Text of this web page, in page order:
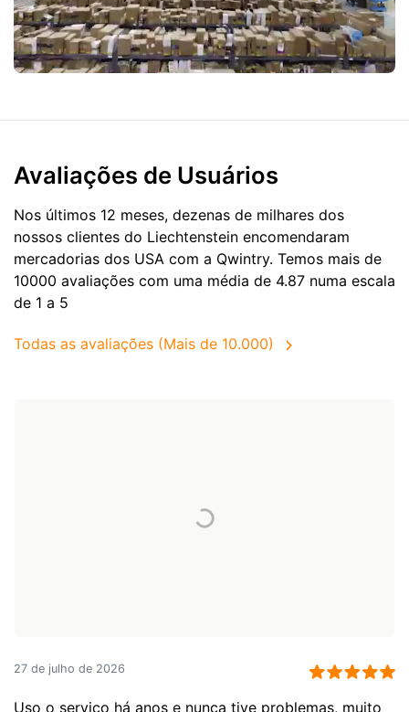
Avaliações de Usuários
Nos últimos 12 meses, dezenas de milhares dos
nossos clientes do Liechtenstein encomendaram
mercadorias dos USA com a Qwintry. Temos mais de
10000 avaliações com uma média de 4.87 numa escala
de 1 a 5
Todas as avaliações (Mais de 10.000)
27 de julho de 2026
Uso o serviço há anos e nunca tive problemas, muito